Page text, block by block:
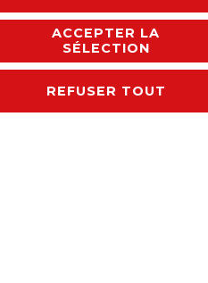
ACCEPTER LA
SÉLECTION
REFUSER TOUT